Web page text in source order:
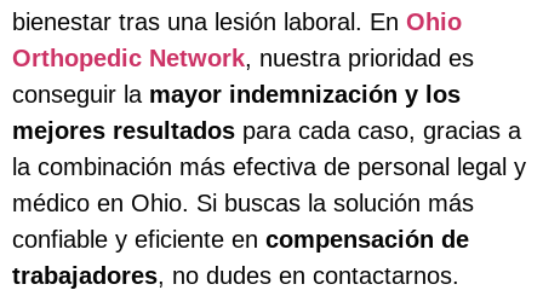
bienestar tras una lesión laboral. En Ohio
Orthopedic Network, nuestra prioridad es
conseguir la mayor indemnización y los
mejores resultados para cada caso, gracias a
la combinación más efectiva de personal legal y
médico en Ohio. Si buscas la solución más
confiable y eficiente en compensación de
trabajadores, no dudes en contactarnos.